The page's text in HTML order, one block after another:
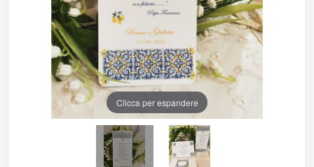
Clicca per espandere